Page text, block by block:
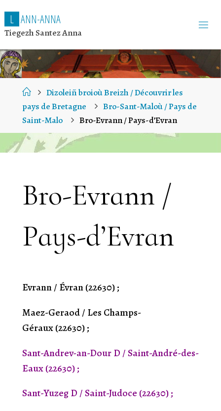
L ANN-ANNA
Tiegezh Santez Anna
HomeDizoleiñ broioù Breizh / Découvrir les
pays de Bretagne
Bro-Sant-Maloù / Pays de
Saint-Malo
Bro-Evrann / Pays-d’Evran
Bro-Evrann /
Pays-d’Evran
Evrann / Évran (22630) ;
Maez-Geraod / Les Champs-
Géraux (22630) ;
Sant-Andrev-an-Dour D / Saint-André-des-
Eaux (22630) ;
Sant-Yuzeg D / Saint-Judoce (22630) ;